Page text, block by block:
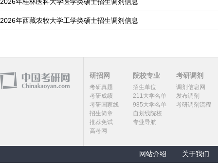
2026年西藏农牧大学工学类硕士招生调剂信息
研招网
考研真题
考研成绩
考研国家线
招生简章
推荐免试
高考网
院校专业
招生单位
211大学名单
985大学名单
自划线院校
专业导航
考研调剂
调剂信息网
发布调剂
考研调剂流程
网站介绍 关于我们